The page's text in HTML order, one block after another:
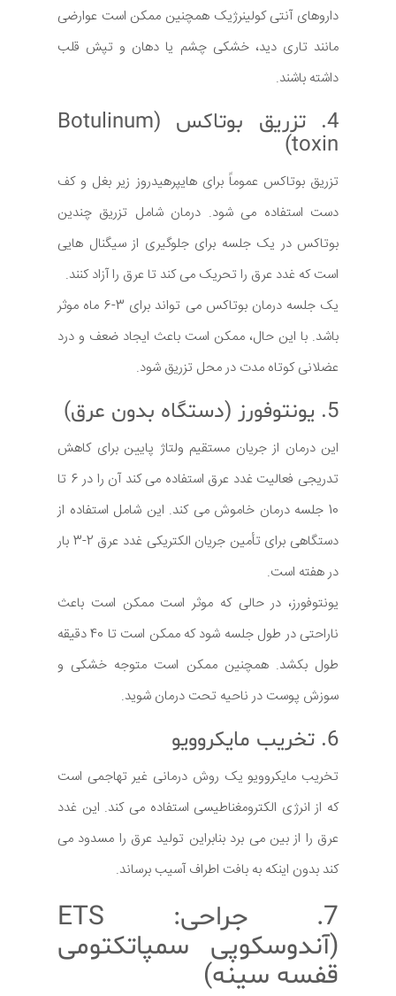
داروهای آنتی کولینرژیک همچنین ممکن است عوارضی
مانند تاری دید، خشکی چشم یا دهان و تپش قلب
داشته باشند.
4. تزریق بوتاکس (Botulinum
toxin)
تزریق بوتاکس عموماً برای هایپرهیدروز زیر بغل و کف
دست استفاده می شود. درمان شامل تزریق چندین
بوتاکس در یک جلسه برای جلوگیری از سیگنال هایی
است که غدد عرق را تحریک می کند تا عرق را آزاد کنند.
یک جلسه درمان بوتاکس می تواند برای 3-6 ماه موثر
باشد. با این حال، ممکن است باعث ایجاد ضعف و درد
عضلانی کوتاه مدت در محل تزریق شود.
5. یونتوفورز (دستگاه بدون عرق)
این درمان از جریان مستقیم ولتاژ پایین برای کاهش
تدریجی فعالیت غدد عرق استفاده می کند آن را در 6 تا
10 جلسه درمان خاموش می کند. این شامل استفاده از
دستگاهی برای تأمین جریان الکتریکی غدد عرق 2-3 بار
در هفته است.
یونتوفورز، در حالی که موثر است ممکن است باعث
ناراحتی در طول جلسه شود که ممکن است تا 40 دقیقه
طول بکشد. همچنین ممکن است متوجه خشکی و
سوزش پوست در ناحیه تحت درمان شوید.
6. تخریب مایکروویو
تخریب مایکروویو یک روش درمانی غیر تهاجمی است
که از انرژی الکترومغناطیسی استفاده می کند. این غدد
عرق را از بین می برد بنابراین تولید عرق را مسدود می
کند بدون اینکه به بافت اطراف آسیب برساند.
7. جراحی: ETS
(آندوسکوپی سمپاتکتومی
قفسه سینه)